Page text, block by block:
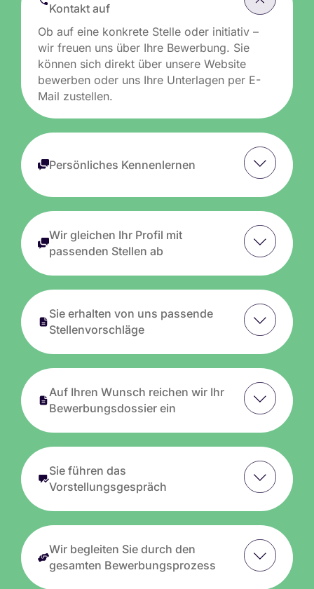
Kontakt auf
Ob auf eine konkrete Stelle oder initiativ –
wir freuen uns über Ihre Bewerbung. Sie
können sich direkt über unsere Website
bewerben oder uns Ihre Unterlagen per E-
Mail zustellen.
Persönliches Kennenlernen
Wir gleichen Ihr Profil mit
passenden Stellen ab
Sie erhalten von uns passende
Stellenvorschläge
Auf Ihren Wunsch reichen wir Ihr
Bewerbungsdossier ein
Sie führen das
Vorstellungsgespräch
Wir begleiten Sie durch den
gesamten Bewerbungsprozess